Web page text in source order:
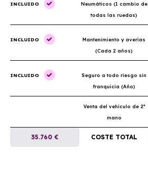
INCLUIDO
Neumáticos (1 cambio de
todas las ruedas)
INCLUIDO
Mantenimiento y averías
(Cada 2 años)
INCLUIDO
Seguro a todo riesgo sin
franquicia (Año)
Venta del vehículo de 2ª
mano
35.760 € COSTE TOTAL